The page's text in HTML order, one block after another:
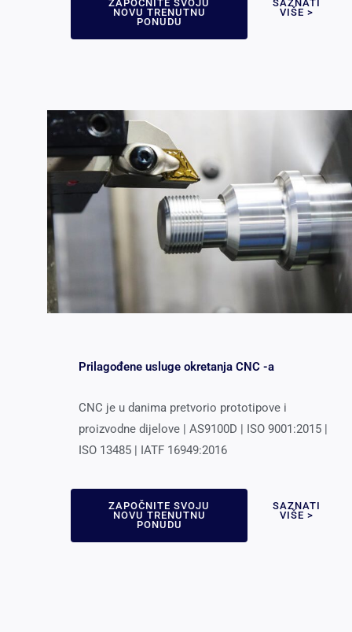
ZAPOČNITE SVOJU
NOVU TRENUTNU
PONUDU
SAZNATI
VIŠE >
Prilagođene usluge okretanja CNC -a
CNC je u danima pretvorio prototipove i
proizvodne dijelove | AS9100D | ISO 9001:2015 |
ISO 13485 | IATF 16949:2016
ZAPOČNITE SVOJU
NOVU TRENUTNU
PONUDU
SAZNATI
VIŠE >